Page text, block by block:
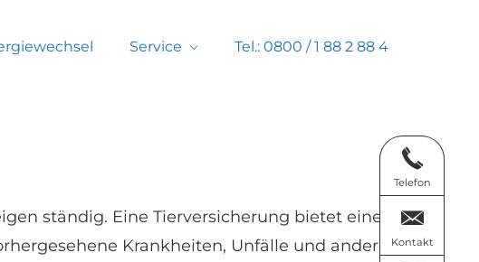
Service Tel.: 0800 / 1 88 2 88 4
Telefon
Kontakt
ständig. Eine Tierversicherung bietet einen
Krank­hei­ten, Unfälle und andere